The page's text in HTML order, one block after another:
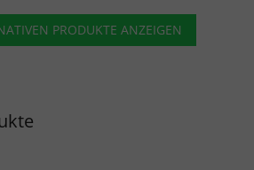
PRODUKTE ANZEIGEN